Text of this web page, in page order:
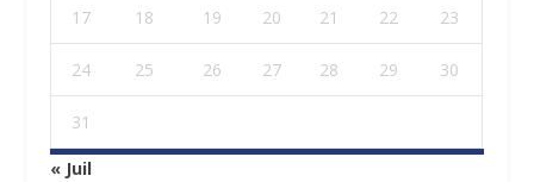
17 18 19 20 21 22 23
24 25 26 27 28 29 30
31
« Juil